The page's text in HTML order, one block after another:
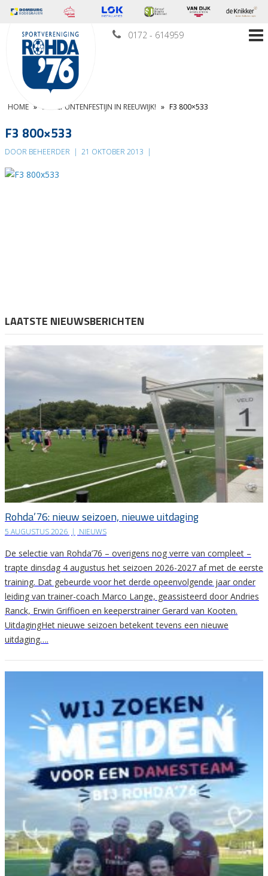
0172 - 614959
HOME » DOELPUNTENFESTIJN IN REEUWIJK! » F3 800×533
F3 800×533
DOOR BEHEERDER | 21 OKTOBER 2013 |
LAATSTE NIEUWSBERICHTEN
Rohda’76: nieuw seizoen, nieuwe uitdaging
5 AUGUSTUS 2026 | NIEUWS
De selectie van Rohda’76 – overigens nog verre van compleet –
trapte dinsdag 4 augustus het seizoen 2026-2027 af met de eerste
training. Dat gebeurde voor het derde opeenvolgende jaar onder
leiding van trainer-coach Marco Lange, geassisteerd door Andries
Ranck, Erwin Griffioen en keeperstrainer Gerard van Kooten.
UitdagingHet nieuwe seizoen betekent tevens een nieuwe
uitdaging….